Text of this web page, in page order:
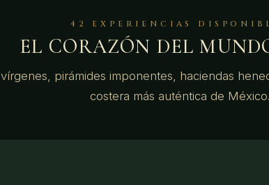
42 EXPERIENCIAS
EL CORAZÓN DEL
pirámides imponentes, haciendas
costera más auténtica de México.